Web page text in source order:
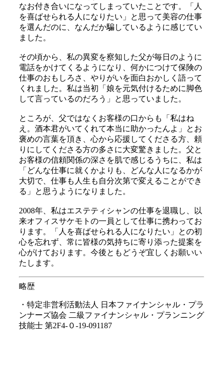
なお付き合いになってしまっていたことです。「人
を喜ばせられる人になりたい」と思って美容の仕事
を選んだのに、なんだか騙しているように感じてい
ました。
その頃から、私の異変を察知した父が毎日のように
電話をかけてくるようになり、何かにつけて保険の
仕事のおもしろさ、やりがいを面白おかしく語って
くれました。私は当初「娘を元気付けるために脚色
して言っているのだろう」と思っていました。
ところが、父ではなくお客様の口からも「私はね
え。酒本君がいてくれて本当に助かったんよ」とお
褒めの言葉を頂き、心から応援してくださる方、頼
りにしてくださる方の多さに大変驚きました。父と
お客様の信頼関係の深さを肌で感じるうちに、私は
「どんな仕事に就くかよりも、どんな人になるかが
大切で、仕事も人生も自分次第で変えることができ
る」と思うようになりました。
2008年、私はエステティシャンの仕事を退職し、以
来オフィスサケモトの一員として仕事に携わってお
ります。「人を喜ばせられる人になりたい」との初
心を忘れず、常に皆様の気持ちに寄り添った提案を
心がけております。今後ともどうぞ宜しくお願いい
たします。
略歴
・特定非営利活動法人 日本ファイナンシャル・プラ
ンナーズ協会 二級ファイナンシャル・プランニング
技能士 第2F4-０-19-091187